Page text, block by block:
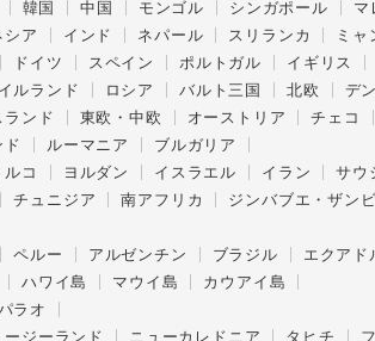
韓国 中国 モンゴル シンガポール マ
シア インド ネパール スリランカ ミャ
ドイツ スペイン ポルトガル イギリス
ルランド ロシア バルト三国 北欧 デ
ランド 東欧・中欧 オーストリア チェコ
ド ルーマニア
ブルガリア
ルコ ヨルダン イスラエル イラン サウ
チュニジア 南アフリカ ジンバブエ・ザン
ペルー アルゼンチン ブラジル エクアド
ハワイ島 マウイ島
カウアイ島
ラオ
ージーランド ニューカレドニア タヒチ